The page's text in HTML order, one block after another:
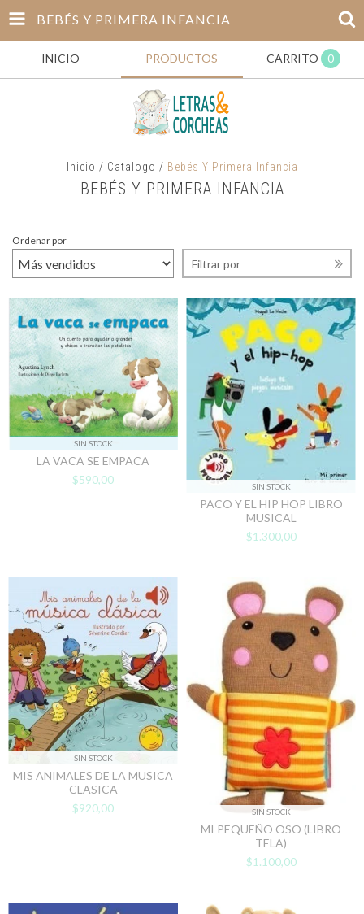
BEBÉS Y PRIMERA INFANCIA
INICIO PRODUCTOS CARRITO 0
Inicio / Catalogo / Bebés Y Primera Infancia
BEBÉS Y PRIMERA INFANCIA
Ordenar por
Filtrar por
SIN STOCK
LA VACA SE EMPACA
$590,00
SIN STOCK
PACO Y EL HIP HOP LIBRO
MUSICAL
$1.300,00
SIN STOCK
MIS ANIMALES DE LA MUSICA
CLASICA
$920,00
SIN STOCK
MI PEQUEÑO OSO (LIBRO
TELA)
$1.100,00